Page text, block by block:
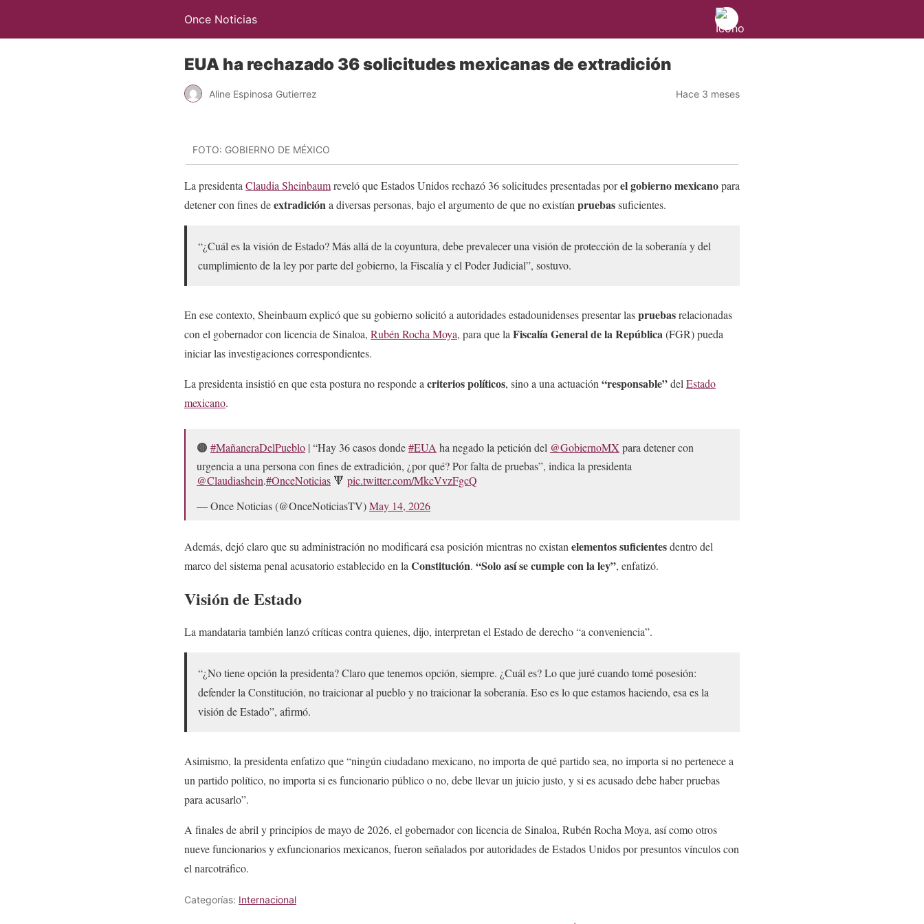
Once Noticias
EUA ha rechazado 36 solicitudes mexicanas de extradición
Aline Espinosa Gutierrez Hace 3 meses
FOTO: GOBIERNO DE MÉXICO
La presidenta Claudia Sheinbaumreveló que Estados Unidos rechazó 36 solicitudes presentadas porel gobierno mexicanopara
detener con fines deextradicióna diversas personas, bajo el argumento de que no existían pruebassuficientes.
“¿Cuál es la visión de Estado? Más allá de la coyuntura, debe prevalecer una visión de protección de la soberanía y del
cumplimiento de la ley por parte del gobierno, la Fiscalía y el Poder Judicial”, sostuvo.
En ese contexto, Sheinbaum explicó que su gobierno solicitó a autoridades estadounidenses presentar laspruebasrelacionadas
con el gobernador con licencia de Sinaloa, Rubén Rocha Moya, para que la Fiscalía General de la República(FGR) pueda
iniciar las investigaciones correspondientes.
La presidenta insistió en que esta postura no responde a criterios políticos, sino a una actuación “responsable”del Estado
mexicano.
🟤 #MañaneraDelPueblo | “Hay 36 casos donde#EUA ha negado la petición del @GobiernoMX para detener con
urgencia a una persona con fines de extradición, ¿por qué? Por falta de pruebas”, indica la presidenta
@Claudiashein.#OnceNoticias 🔻 pic.twitter.com/MkcVvzFgcQ
— Once Noticias (@OnceNoticiasTV)May 14, 2026
Además, dejó claro que su administración no modificará esa posición mientras no existan elementos suficientesdentro del
marco del sistema penal acusatorio establecido en la Constitución. “Solo así se cumple con la ley”, enfatizó.
Visión de Estado
La mandataria también lanzó críticas contra quienes, dijo, interpretan el Estado de derecho “a conveniencia”.
“¿No tiene opción la presidenta? Claro que tenemos opción, siempre. ¿Cuál es? Lo que juré cuando tomé posesión:
defender la Constitución, no traicionar al pueblo y no traicionar la soberanía. Eso es lo que estamos haciendo, esa es la
visión de Estado”, afirmó.
Asimismo, la presidenta enfatizo que “ningún ciudadano mexicano, no importa de qué partido sea, no importa si no pertenece a
un partido político, no importa si es funcionario público o no, debe llevar un juicio justo, y si es acusado debe haber pruebas
para acusarlo”.
A finales de abril y principios de mayo de 2026, el gobernador con licencia de Sinaloa, Rubén Rocha Moya, así como otros
nueve funcionarios y exfuncionarios mexicanos, fueron señalados por autoridades de Estados Unidos por presuntos vínculos con
el narcotráfico.
Categorías: Internacional